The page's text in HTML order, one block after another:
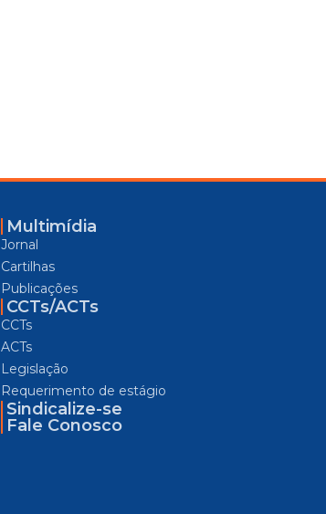
Multimídia
Jornal
Cartilhas
Publicações
CCTs/ACTs
CCTs
ACTs
Legislação
Requerimento de estágio
Sindicalize-se
Fale Conosco